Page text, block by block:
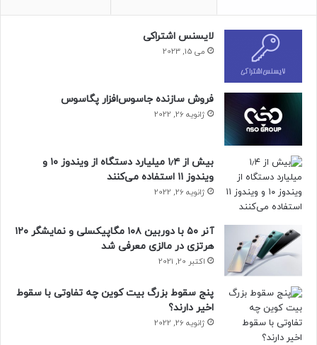
مقاله‌های مرتبط
نخست‌وزیر ژاپن،
شیگرو ایشیبا، اعلام کرد که او درک کافی از
تحرکات کشورهایی مانند ایالات متحده و دیگران در رابطه با
پذیرش بیت‌کوین به‌عنوان ذخایر استراتژیک ندارد و برای دولت او،
بیان دیدگاه در این زمینه دشوار است.
لایسنس اشتراکی
می 15, 2023
فروش سازنده جاسوس‌افزار پگاسوس
ژانویه 26, 2022
بیش از ۱٫۴ میلیارد دستگاه از ویندوز ۱۰ و
ویندوز ۱۱ استفاده می‌کنند
ژانویه 26, 2022
آنر ۵۰ با دوربین ۱۰۸ مگاپیکسلی و نمایشگر ۱۲۰
هرتزی در مالزی معرفی شد
اکتبر 20, 2021
پنج سقوط بزرگ بیت کوین چه تفاوتی با سقوط
اخیر دارند؟
ژانویه 26, 2022